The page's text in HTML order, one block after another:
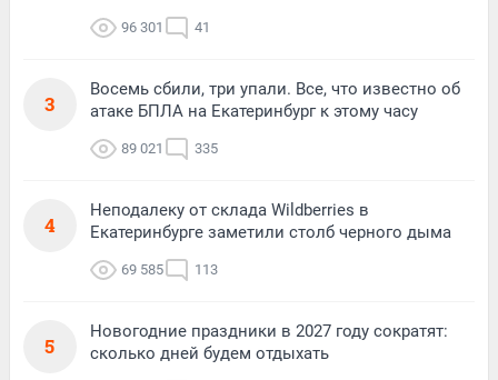
96 301 41
3
Восемь сбили, три упали. Все, что известно об
атаке БПЛА на Екатеринбург к этому часу
89 021 335
4
Неподалеку от склада Wildberries в
Екатеринбурге заметили столб черного дыма
69 585 113
5
Новогодние праздники в 2027 году сократят:
сколько дней будем отдыхать